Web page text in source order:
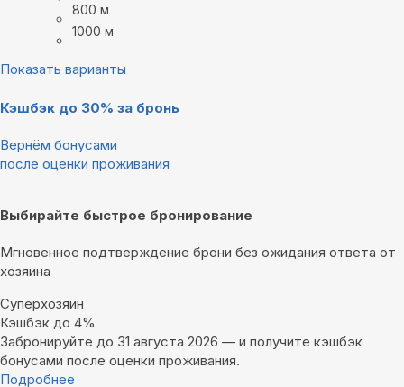
800 м
1000 м
Показать варианты
Кэшбэк до 30% за бронь
Вернём бонусами
после оценки проживания
Выбирайте быстрое бронирование
Мгновенное подтверждение брони без ожидания ответа от
хозяина
Суперхозяин
Кэшбэк до 4%
Забронируйте до 31 августа 2026 — и получите кэшбэк
бонусами после оценки проживания.
Подробнее